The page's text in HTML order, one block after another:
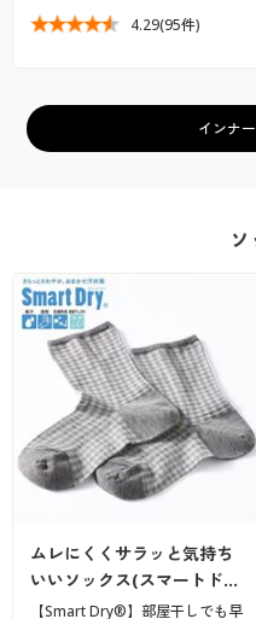
4.29(95件)
インナ
ムレにくくサラッと気持ち
いいソックス(スマートド…
【Smart Dry®】部屋干しでも早